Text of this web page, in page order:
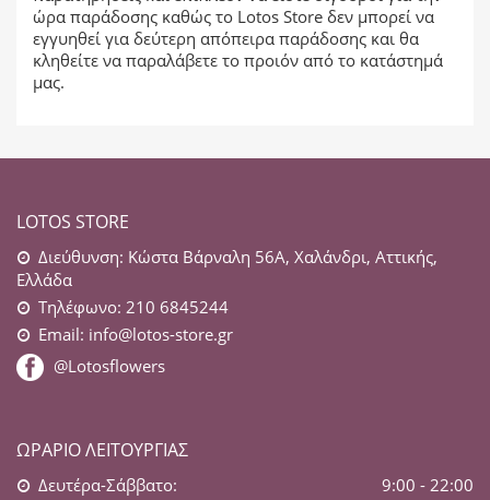
ώρα παράδοσης καθώς το Lotos Store δεν μπορεί να
εγγυηθεί για δεύτερη απόπειρα παράδοσης και θα
κληθείτε να παραλάβετε το προιόν από το κατάστημά
μας.
LOTOS STORE
Διεύθυνση: Κώστα Βάρναλη 56Α, Χαλάνδρι, Αττικής,
Ελλάδα
Τηλέφωνο: 210 6845244
Email: info@lotos-store.gr
@Lotosflowers
ΩΡΆΡΙΟ ΛΕΙΤΟΥΡΓΊΑΣ
Δευτέρα-Σάββατο:
9:00 - 22:00